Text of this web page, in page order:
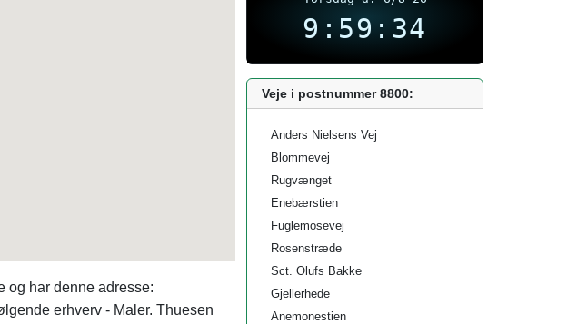
og har denne adresse:
erhverv - Maler. Thuesen
9:59:34
Veje i postnummer 8800:
Anders Nielsens Vej
Blommevej
Rugvænget
Enebærstien
Fuglemosevej
Rosenstræde
Sct. Olufs Bakke
Gjellerhede
Anemonestien